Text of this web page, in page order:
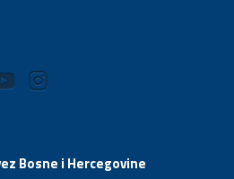
Bosne i Hercegovine